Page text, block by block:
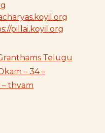
pillai.koyil.org
Telugu
– 34 –
– thvam